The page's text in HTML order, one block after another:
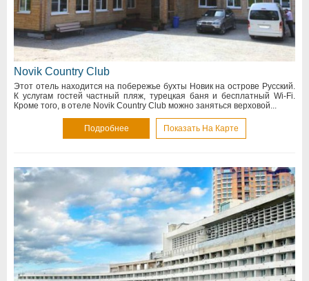
Novik Country Club
Этот отель находится на побережье бухты Новик на острове Русский.
К услугам гостей частный пляж, турецкая баня и бесплатный Wi-Fi.
Кроме того, в отеле Novik Country Club можно заняться верховой...
Подробнее Показать На Карте